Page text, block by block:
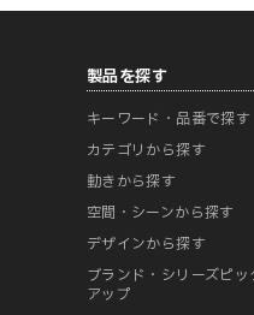
製品を探す
キーワード・品番で探す
カテゴリから探す
動きから探す
空間・シーンから探す
デザインから探す
ブランド・シリーズピッ
アップ